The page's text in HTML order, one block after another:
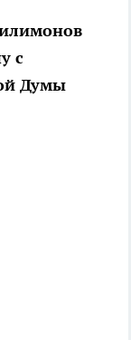
с
Думы